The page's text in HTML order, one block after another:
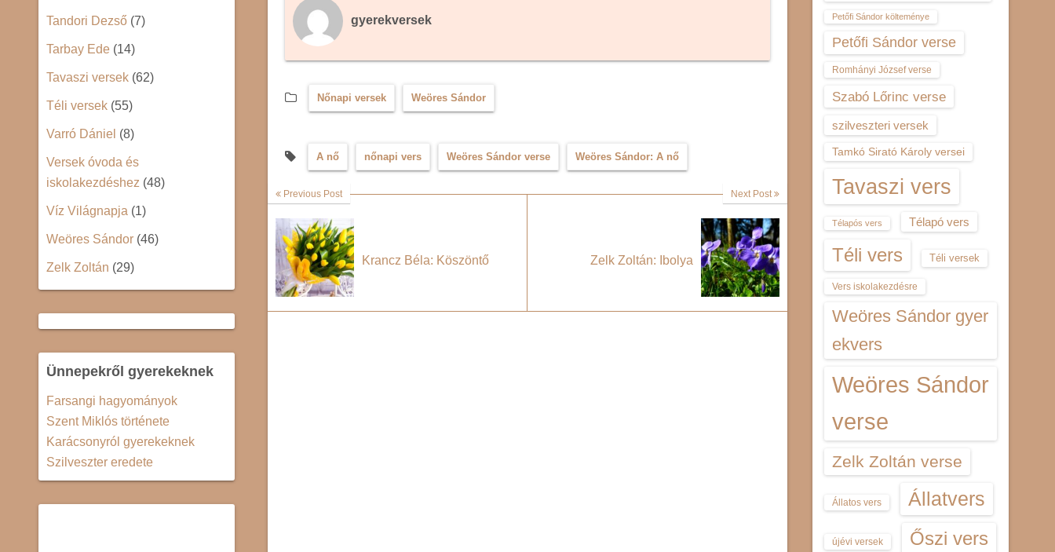
gyerekversek
Nőnapi versek Weöres Sándor
A nő nőnapi vers Weöres Sándor verse Weöres Sándor: A nő
Previous Post
Krancz Béla: Köszöntő
Next Post
Zelk Zoltán: Ibolya
Tandori Dezső (7)
Tarbay Ede (14)
Tavaszi versek (62)
Téli versek (55)
Varró Dániel (8)
Versek óvoda és
iskolakezdéshez (48)
Víz Világnapja (1)
Weöres Sándor (46)
Zelk Zoltán (29)
Ünnepekről gyerekeknek
Farsangi hagyományok
Szent Miklós története
Karácsonyról gyerekeknek
Szilveszter eredete
Petőfi Sándor költeménye
Petőfi Sándor verse
Romhányi József verse
Szabó Lőrinc verse
szilveszteri versek
Tamkó Sirató Károly versei
Tavaszi vers
Télapós vers Télapó vers
Téli vers Téli versek
Vers iskolakezdésre
Weöres Sándor gyer
ekvers
Weöres Sándor
verse
Zelk Zoltán verse
Állatos vers Állatvers
újévi versek Őszi vers